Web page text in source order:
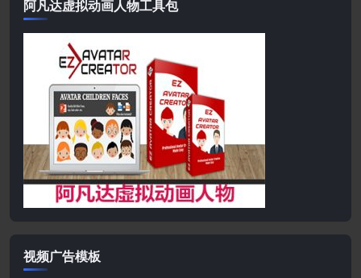
阿凡达虚拟动画人物工具包
视频广告模板